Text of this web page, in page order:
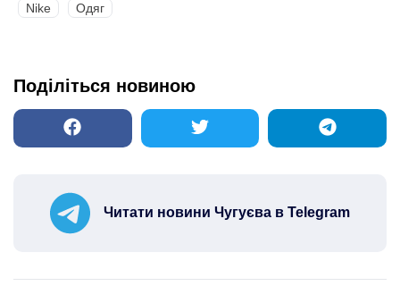
Nike Одяг
Поділіться новиною
Читати новини Чугуєва в Telegram